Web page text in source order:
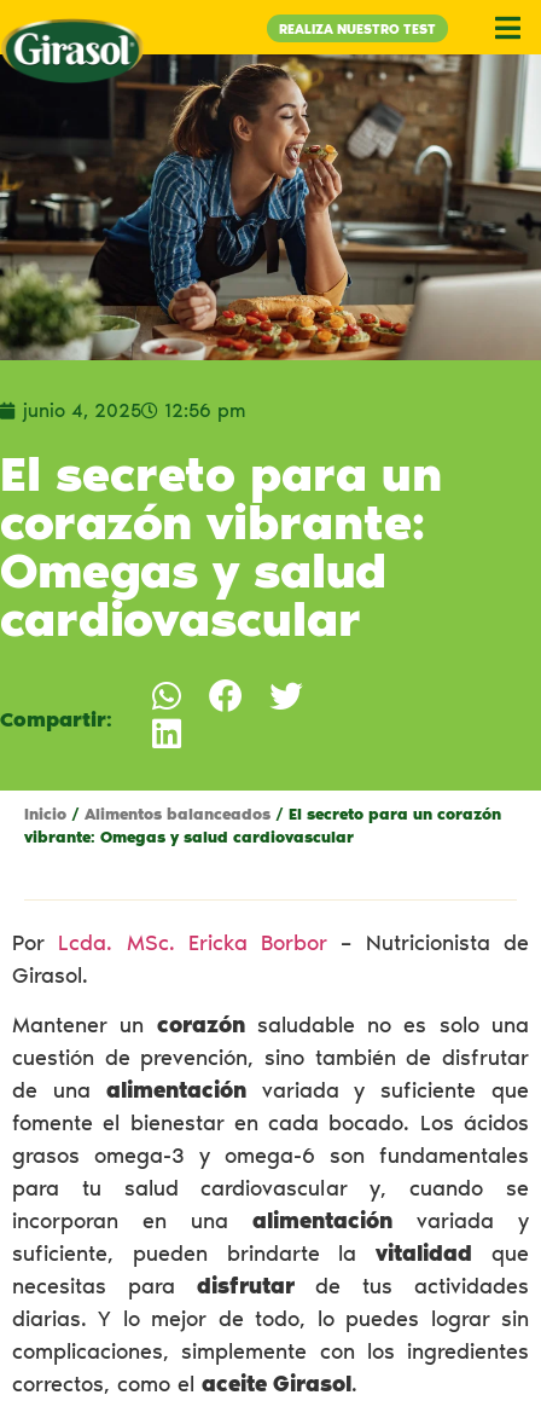
REALIZA NUESTRO TEST
junio 4, 2025 12:56 pm
El secreto para un
corazón vibrante:
Omegas y salud
cardiovascular
Compartir:
Inicio / Alimentos balanceados / El secreto para un corazón
vibrante: Omegas y salud cardiovascular
Por Lcda. MSc. Ericka Borbor – Nutricionista de
Girasol.
Mantener un corazónsaludable no es solo una
cuestión de prevención, sino también de disfrutar
de una alimentaciónvariada y suficiente que
fomente el bienestar en cada bocado. Los ácidos
grasos omega-3 y omega-6 son fundamentales
para tu salud cardiovascular y, cuando se
incorporan en una alimentación variada y
suficiente, pueden brindarte lavitalidad que
necesitas para disfrutarde tus actividades
diarias. Y lo mejor de todo, lo puedes lograr sin
complicaciones, simplemente con los ingredientes
correctos, como el aceite Girasol.